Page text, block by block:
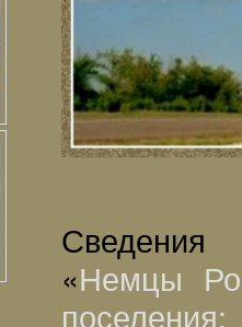
«Немцы